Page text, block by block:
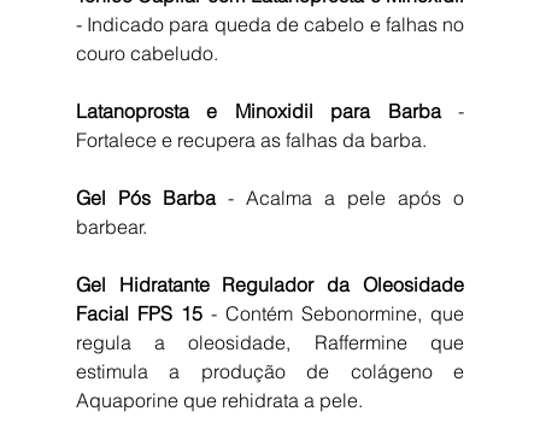
- Indicado para queda de cabelo e falhas no
couro cabeludo.
Latanoprosta e Minoxidil para Barba -
Fortalece e recupera as falhas da barba.
Gel Pós Barba - Acalma a pele após o
barbear.
Gel Hidratante Regulador da Oleosidade
Facial FPS 15 - Contém Sebonormine, que
regula a oleosidade, Raffermine que
estimula a produção de colágeno e
Aquaporine que rehidrata a pele.